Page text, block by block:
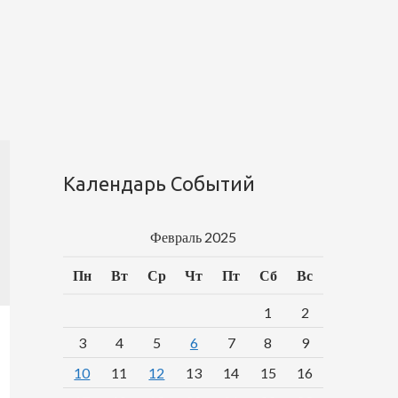
Календарь Событий
Февраль 2025
Пн Вт Ср Чт Пт Сб Вс
1
2
3
4 5 6 7 8
9
10
11 12 13 14 15
16